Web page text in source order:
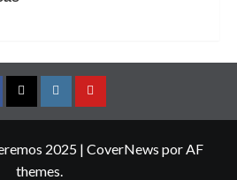
TwitterInstagramYouTube
2025 | CoverNews por AF
themes.